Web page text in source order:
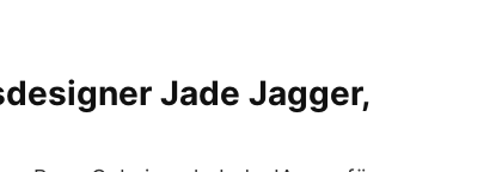
Jade Jagger,